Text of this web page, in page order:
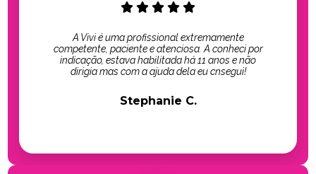
A Vivi é uma profissional extremamente
competente, paciente e atenciosa. A conheci por
indicação, estava habilitada há 11 anos e não
dirigia mas com a ajuda dela eu cnsegui!
Stephanie C.